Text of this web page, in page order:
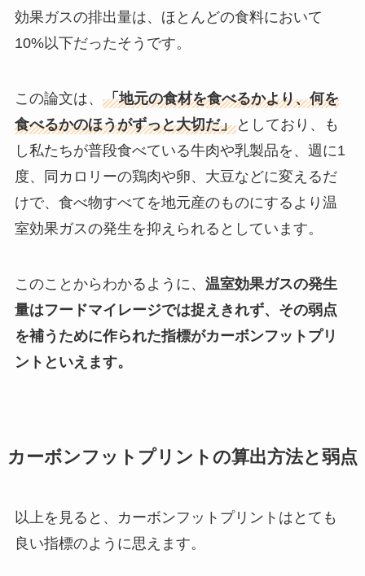
効果ガスの排出量は、ほとんどの食料において
10%以下だったそうです。
この論文は、 「地元の食材を食べるかより、何を
食べるかのほうがずっと大切だ」としており、も
し私たちが普段食べている牛肉や乳製品を、週に1
度、同カロリーの鶏肉や卵、大豆などに変えるだ
けで、食べ物すべてを地元産のものにするより温
室効果ガスの発生を抑えられるとしています。
このことからわかるように、 温室効果ガスの発生
量はフードマイレージでは捉えきれず、その弱点
を補うために作られた指標がカーボンフットプリ
ントといえます。
カーボンフットプリントの算出方法と弱点
以上を見ると、カーボンフットプリントはとても
良い指標のように思えます。